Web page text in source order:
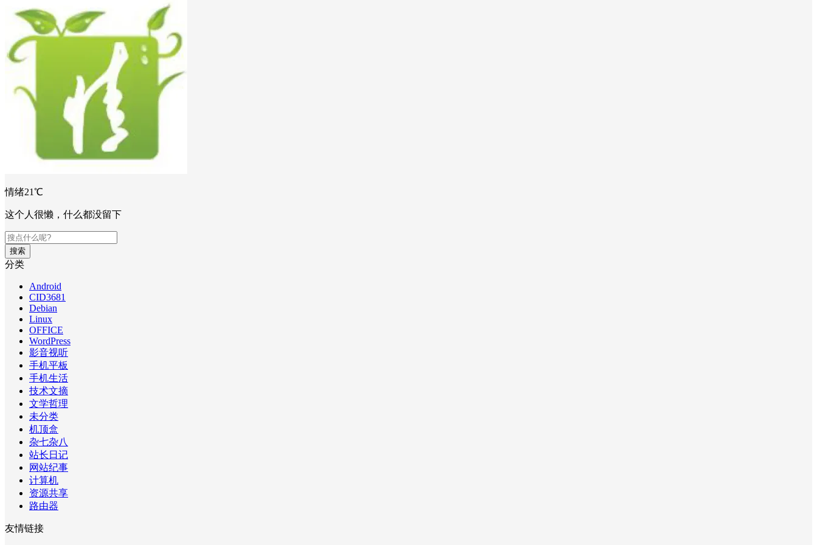
情绪21℃
这个人很懒，什么都没留下
搜索
分类
Android
CID3681
Debian
Linux
OFFICE
WordPress
影音视听
手机平板
手机生活
技术文摘
文学哲理
未分类
机顶盒
杂七杂八
站长日记
网站纪事
计算机
资源共享
路由器
友情链接